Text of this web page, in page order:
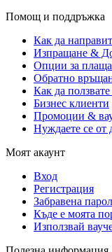
Помощ и поддръжка
Как да
Изпращане &
Опции за
Обратно
Как да
Бизнес клиенти
Промоции &
Нуждаете се от
Моят акаунт
Вход
Регистрация
Забравена
Къде е моята
Използвай